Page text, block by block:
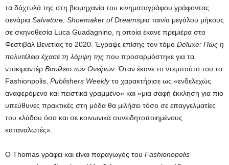
τα δάχτυλά της στη βιομηχανία του κινηματογράφου γράφοντας
σενάρια Salvatore: Shoemaker of Dreamsμια ταινία μεγάλου μήκους
σε σκηνοθεσία Luca Guadagnino, η οποία έκανε πρεμιέρα στο
Φεστιβάλ Βενετίας το 2020. Έγραψε επίσης τον τόμο Deluxe: Πώς η
πολυτέλεια έχασε τη λάμψη της που προσαρμόστηκε για τα
ντοκιμαντέρ Βασίλειο των Ονείρων.Όταν έκανε το ντεμπούτο του το
Fashionpolis, Publishers Weeklyτο χαρακτήρισε ως «ενδελεχώς
αναφερόμενο και πειστικά γραμμένο» και «μια σαφή έκκληση για πιο
υπεύθυνες πρακτικές στη μόδα θα μιλήσει τόσο σε επαγγελματίες
του κλάδου όσο και σε κοινωνικά συνειδητοποιημένους
καταναλωτές».
Ο Thomas γράφει και είναι παραγωγός του Fashionopolis